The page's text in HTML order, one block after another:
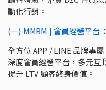
動化行銷。
(一) MMRM | 會員經營平台 ：
全方位 APP / LINE 品牌專
深度會員經營平台，多元互
提升 LTV 顧客終身價值。